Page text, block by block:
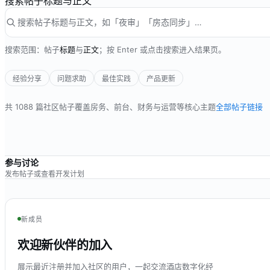
搜索范围：帖子标题与正文；按 Enter 或点击搜索进入结果页。
经验分享 问题求助 最佳实践 产品更新
共 1088 篇社区帖子覆盖房务、前台、财务与运营等核心主题全部帖子链接
参与讨论
发布帖子或查看开发计划
新成员
欢迎新伙伴的加入
展示最近注册并加入社区的用户，一起交流酒店数字化经